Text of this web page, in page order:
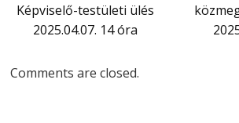
Képviselő-testületi ülés
2025.04.07. 14 óra
Comments are closed.